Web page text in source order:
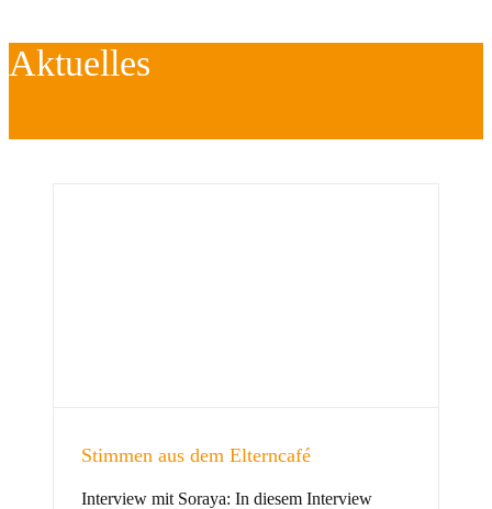
Zentrum für
Aktuelles
Stimmen aus dem Elterncafé
Interview mit Soraya: In diesem Interview